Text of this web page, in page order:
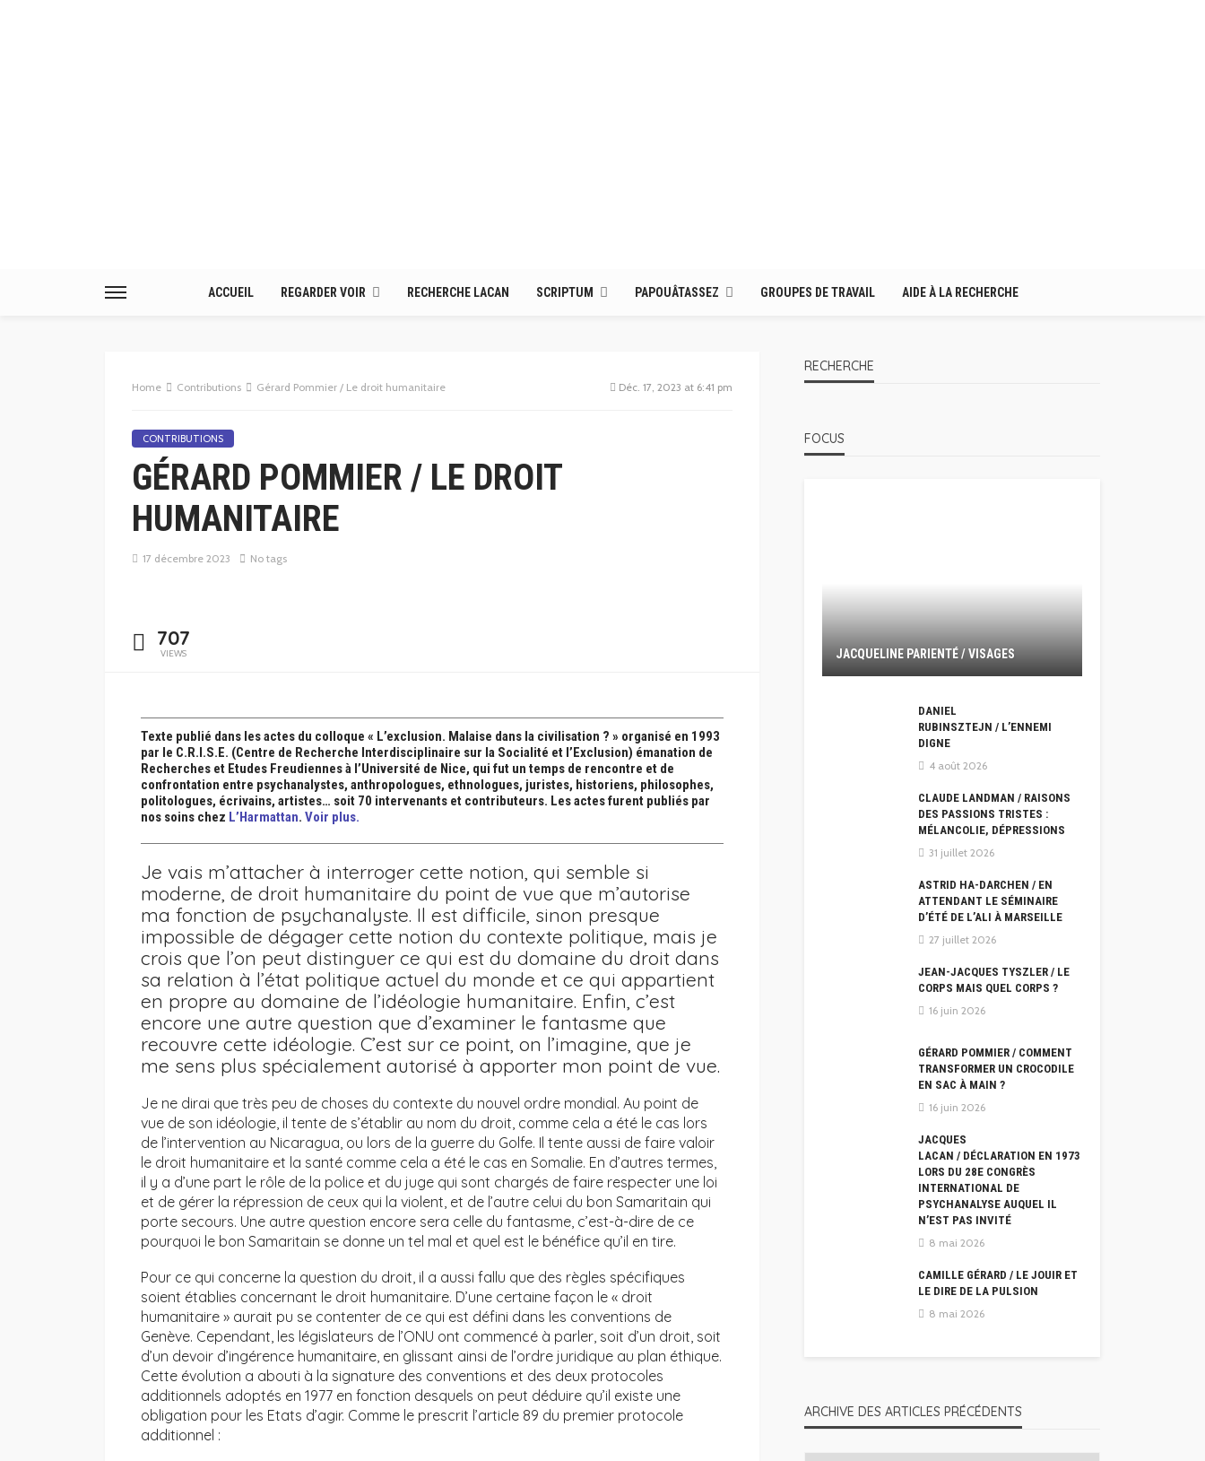
ACCUEIL REGARDER VOIR RECHERCHE LACAN SCRIPTUM PAPOUÂTASSEZ GROUPES DE TRAVAIL AIDE À LA RECHERCHE
Home Contributions Gérard Pommier / Le droit humanitaire Déc. 17, 2023 at 6:41 pm
CONTRIBUTIONS
GÉRARD POMMIER / LE DROIT
HUMANITAIRE
17 décembre 2023 No tags
707
VIEWS
Texte publié dans les actes du colloque « L’exclusion. Malaise dans la civilisation ? » organisé en 1993
par le C.R.I.S.E. (Centre de Recherche Interdisciplinaire sur la Socialité et l’Exclusion) émanation de
Recherches et Etudes Freudiennes à l’Université de Nice, qui fut un temps de rencontre et de
confrontation entre psychanalystes, anthropologues, ethnologues, juristes, historiens, philosophes,
politologues, écrivains, artistes… soit 70 intervenants et contributeurs. Les actes furent publiés par
nos soins chez L’Harmattan. Voir plus.
Je vais m’attacher à interroger cette notion, qui semble si
moderne, de droit humanitaire du point de vue que m’autorise
ma fonction de psychanalyste. Il est difficile, sinon presque
impossible de dégager cette notion du contexte politique, mais je
crois que l’on peut distinguer ce qui est du domaine du droit dans
sa relation à l’état politique actuel du monde et ce qui appartient
en propre au domaine de l’idéologie humanitaire. Enfin, c’est
encore une autre question que d’examiner le fantasme que
recouvre cette idéologie. C’est sur ce point, on l’imagine, que je
me sens plus spécialement autorisé à apporter mon point de vue.
Je ne dirai que très peu de choses du contexte du nouvel ordre mondial. Au point de
vue de son idéologie, il tente de s’établir au nom du droit, comme cela a été le cas lors
de l’intervention au Nicaragua, ou lors de la guerre du Golfe. Il tente aussi de faire valoir
le droit humanitaire et la santé comme cela a été le cas en Somalie. En d’autres termes,
il y a d’une part le rôle de la police et du juge qui sont chargés de faire respecter une loi
et de gérer la répression de ceux qui la violent, et de l’autre celui du bon Samaritain qui
porte secours. Une autre question encore sera celle du fantasme, c’est-à-dire de ce
pourquoi le bon Samaritain se donne un tel mal et quel est le bénéfice qu’il en tire.
Pour ce qui concerne la question du droit, il a aussi fallu que des règles spécifiques
soient établies concernant le droit humanitaire. D’une certaine façon le « droit
humanitaire » aurait pu se contenter de ce qui est défini dans les conventions de
Genève. Cependant, les législateurs de l’ONU ont commencé à parler, soit d’un droit, soit
d’un devoir d’ingérence humanitaire, en glissant ainsi de l’ordre juridique au plan éthique.
Cette évolution a abouti à la signature des conventions et des deux protocoles
additionnels adoptés en 1977 en fonction desquels on peut déduire qu’il existe une
obligation pour les Etats d’agir. Comme le prescrit l’article 89 du premier protocole
additionnel :
RECHERCHE
FOCUS
JACQUELINE PARIENTÉ / VISAGES
DANIEL
RUBINSZTEJN / L’ENNEMI
DIGNE
4 août 2026
CLAUDE LANDMAN / RAISONS
DES PASSIONS TRISTES :
MÉLANCOLIE, DÉPRESSIONS
31 juillet 2026
ASTRID HA-DARCHEN / EN
ATTENDANT LE SÉMINAIRE
D’ÉTÉ DE L’ALI À MARSEILLE
27 juillet 2026
JEAN-JACQUES TYSZLER / LE
CORPS MAIS QUEL CORPS ?
16 juin 2026
GÉRARD POMMIER / COMMENT
TRANSFORMER UN CROCODILE
EN SAC À MAIN ?
16 juin 2026
JACQUES
LACAN / DÉCLARATION EN 1973
LORS DU 28E CONGRÈS
INTERNATIONAL DE
PSYCHANALYSE AUQUEL IL
N’EST PAS INVITÉ
8 mai 2026
CAMILLE GÉRARD / LE JOUIR ET
LE DIRE DE LA PULSION
8 mai 2026
ARCHIVE DES ARTICLES PRÉCÉDENTS